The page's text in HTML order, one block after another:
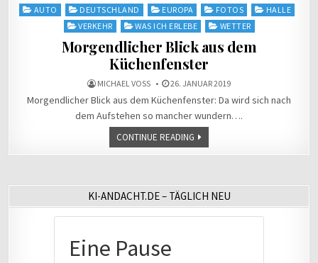
Posted
AUTO DEUTSCHLAND EUROPA FOTOS
HALLE
VERKEHR
WAS ICH ERLEBE WETTER
Morgendlicher Blick aus dem
Küchenfenster
MICHAEL VOSS 26. JANUAR 2019
Morgendlicher Blick aus dem Küchenfenster: Da wird sich nach
dem Aufstehen so mancher wundern….
CONTINUE READING
KI-ANDACHT.DE – TÄGLICH NEU